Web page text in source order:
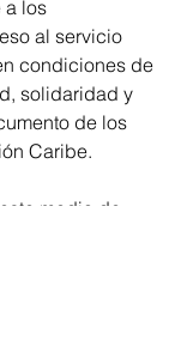
a los
al servicio
condiciones de
solidaridad y
de los
Caribe.
medio de